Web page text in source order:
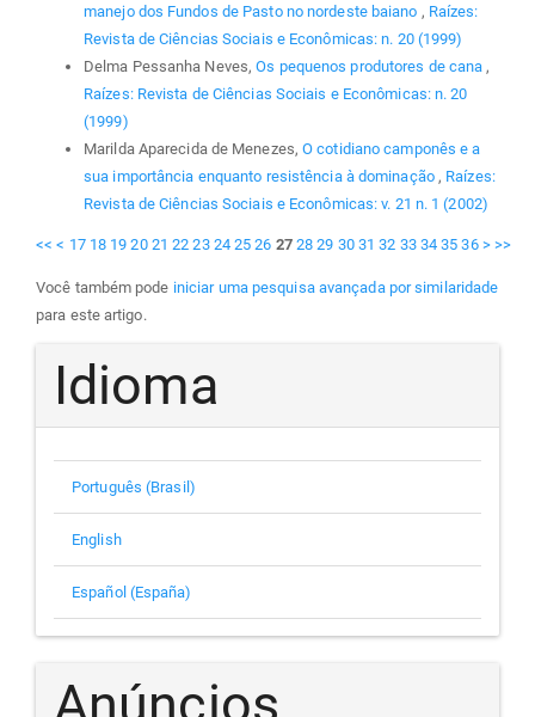
manejo dos Fundos de Pasto no nordeste baiano , Raízes:
Revista de Ciências Sociais e Econômicas: n. 20 (1999)
Delma Pessanha Neves,Os pequenos produtores de cana ,
Raízes: Revista de Ciências Sociais e Econômicas: n. 20
(1999)
Marilda Aparecida de Menezes,O cotidiano camponês e a
sua importância enquanto resistência à dominação , Raízes:
Revista de Ciências Sociais e Econômicas: v. 21 n. 1 (2002)
<< < 17 18 19 20 21 22 23 24 25 26 27 28 29 30 31 32 33 34 35 36 > >>
Você também pode iniciar uma pesquisa avançada por similaridade
para este artigo.
Idioma
Português (Brasil)
English
Español (España)
Anúncios